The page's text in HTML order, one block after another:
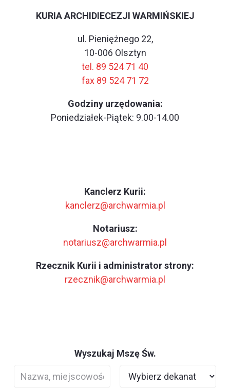
KURIA ARCHIDIECEZJI WARMIŃSKIEJ
ul. Pieniężnego 22,
10-006 Olsztyn
tel. 89 524 71 40
fax 89 524 71 72
Godziny urzędowania:
Poniedziałek-Piątek: 9.00-14.00
Kanclerz Kurii:
kanclerz@archwarmia.pl
Notariusz:
notariusz@archwarmia.pl
Rzecznik Kurii i administrator strony:
rzecznik@archwarmia.pl
Wyszukaj Mszę Św.